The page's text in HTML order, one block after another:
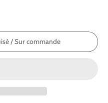
/ Sur commande